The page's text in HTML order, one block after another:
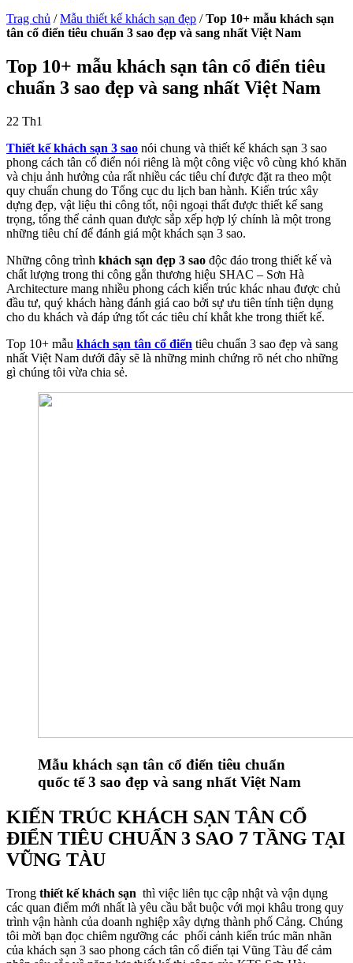
Trag chủ /Mẫu thiết kế khách sạn đẹp /Top 10+ mẫu khách sạn
tân cổ điển tiêu chuẩn 3 sao đẹp và sang nhất Việt Nam
Top 10+ mẫu khách sạn tân cổ điển tiêu
chuẩn 3 sao đẹp và sang nhất Việt Nam
22 Th1
Thiết kế khách sạn 3 sao nói chung và thiết kế khách sạn 3 sao
phong cách tân cổ điển nói riêng là một công việc vô cùng khó khăn
và chịu ảnh hưởng của rất nhiều các tiêu chí được đặt ra theo một
quy chuẩn chung do Tổng cục du lịch ban hành. Kiến trúc xây
dựng đẹp, vật liệu thi công tốt, nội ngoại thất được thiết kế sang
trọng, tổng thể cảnh quan được sắp xếp hợp lý chính là một trong
những tiêu chí để đánh giá một khách sạn 3 sao.
Những công trình khách sạn đẹp 3 sao độc đáo trong thiết kế và
chất lượng trong thi công gắn thương hiệu SHAC – Sơn Hà
Architecture mang nhiều phong cách kiến trúc khác nhau được chủ
đầu tư, quý khách hàng đánh giá cao bởi sự ưu tiên tính tiện dụng
cho du khách và đáp ứng tốt các tiêu chí khắt khe trong thiết kế.
Top 10+ mẫu khách sạn tân cổ điển tiêu chuẩn 3 sao đẹp và sang
nhất Việt Nam dưới đây sẽ là những minh chứng rõ nét cho những
gì chúng tôi vừa chia sẻ.
Mẫu khách sạn tân cổ điển tiêu chuẩn
quốc tế 3 sao đẹp và sang nhất Việt Nam
KIẾN TRÚC KHÁCH SẠN TÂN CỔ
ĐIỂN TIÊU CHUẨN 3 SAO 7 TẦNG TẠI
VŨNG TÀU
Trong thiết kế khách sạn thì việc liên tục cập nhật và vận dụng
các quan điểm mới nhất là yêu cầu bắt buộc với mọi khâu trong quy
trình vận hành của doanh nghiệp xây dựng thành phố Cảng. Chúng
tôi mời bạn đọc chiêm ngưỡng các phối cảnh kiến trúc mãn nhãn
của khách sạn 3 sao phong cách tân cổ điển tại Vũng Tàu để cảm